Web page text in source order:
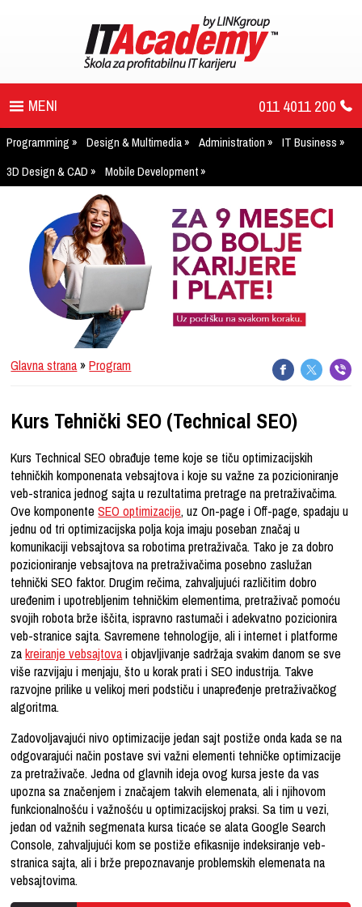
011 4011 200
PROGRAM
UPIS
ŠTA DOBIJATE
UČENJE NA DALJINU
DIPLOME I SERTIFIKATI
O IT AKADEMIJI
Programming Design & Multimedia Administration
IT Business
3D Design & CAD
Mobile Development
Glavna strana»Program
Kurs Tehnički SEO (Technical SEO)
Kurs Technical SEO obrađuje teme koje se tiču optimizacijskih
tehničkih komponenata vebsajtova i koje su važne za pozicioniranje
veb-stranica jednog sajta u rezultatima pretrage na pretraživačima.
Ove komponenteSEO optimizacije, uz On-page i Off-page, spadaju u
jednu od tri optimizacijska polja koja imaju poseban značaj u
komunikaciji vebsajtova sa robotima pretraživača. Tako je za dobro
pozicioniranje vebsajtova na pretraživačima posebno zaslužan
tehnički SEO faktor. Drugim rečima, zahvaljujući različitim dobro
uređenim i upotrebljenim tehničkim elementima, pretraživač pomoću
svojih robota brže iščita, ispravno rastumači i adekvatno pozicionira
veb-stranice sajta. Savremene tehnologije, ali i internet i platforme
zakreiranje vebsajtovai objavljivanje sadržaja svakim danom se sve
više razvijaju i menjaju, što u korak prati i SEO industrija. Takve
razvojne prilike u velikoj meri podstiču i unapređenje pretraživačkog
algoritma.
Zadovoljavajući nivo optimizacije jedan sajt postiže onda kada se na
odgovarajući način postave svi važni elementi tehničke optimizacije
za pretraživače. Jedna od glavnih ideja ovog kursa jeste da vas
upozna sa značenjem i značajem takvih elemenata, ali i njihovom
funkcionalnošću i važnošću u optimizacijskoj praksi. Sa tim u vezi,
jedan od važnih segmenata kursa ticaće se alata Google Search
Console, zahvaljujući kom se postiže efikasnije indeksiranje veb-
stranica sajta, ali i brže prepoznavanje problemskih elemenata na
vebsajtovima.